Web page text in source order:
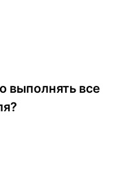
выполнять все